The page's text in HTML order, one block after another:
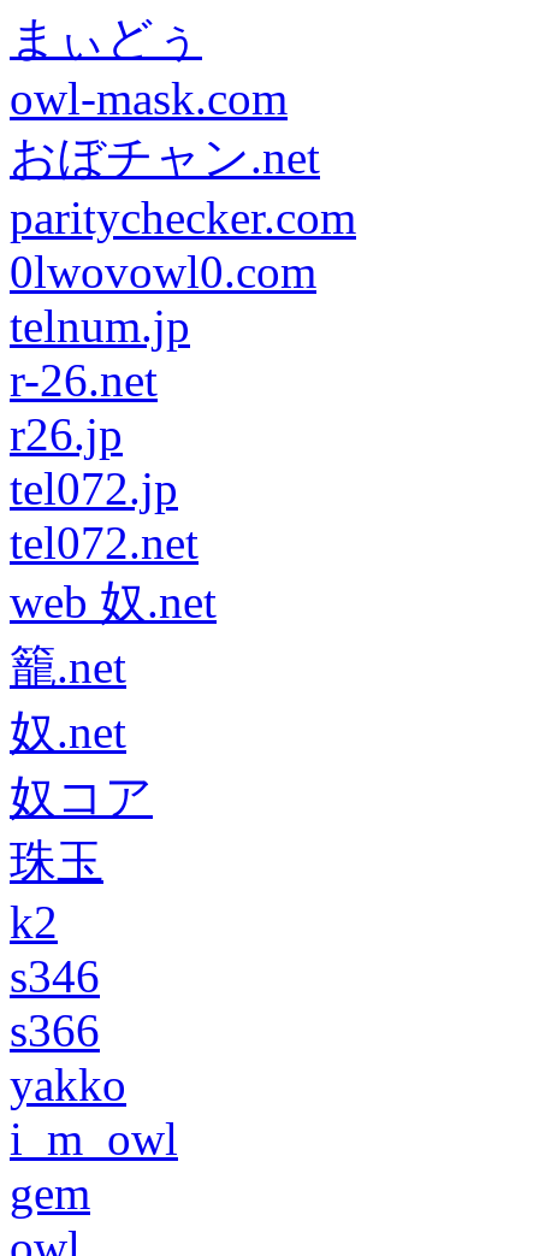
まぃどぅ
owl-mask.com
おぼチャン.net
paritychecker.com
0lwovowl0.com
telnum.jp
r-26.net
r26.jp
tel072.jp
tel072.net
web 奴.net
籠.net
奴.net
奴コア
珠玉
k2
s346
s366
yakko
i_m_owl
gem